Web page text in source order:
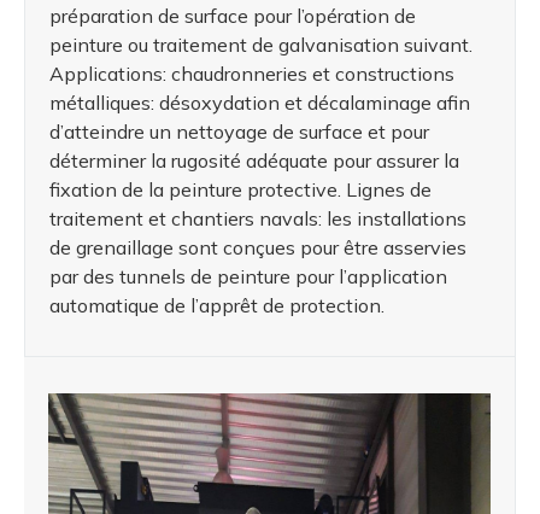
préparation de surface pour l’opération de
peinture ou traitement de galvanisation suivant.
Applications: chaudronneries et constructions
métalliques: désoxydation et décalaminage afin
d’atteindre un nettoyage de surface et pour
déterminer la rugosité adéquate pour assurer la
fixation de la peinture protective. Lignes de
traitement et chantiers navals: les installations
de grenaillage sont conçues pour être asservies
par des tunnels de peinture pour l’application
automatique de l’apprêt de protection.